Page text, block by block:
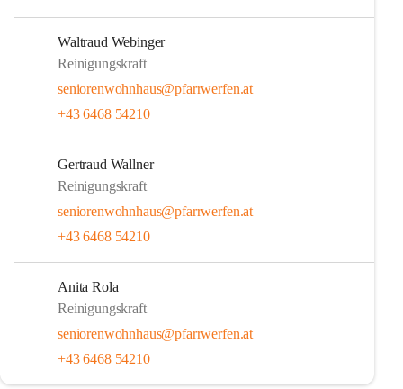
Waltraud Webinger
Reinigungskraft
seniorenwohnhaus@pfarrwerfen.at
+43 6468 54210
Gertraud Wallner
Reinigungskraft
seniorenwohnhaus@pfarrwerfen.at
+43 6468 54210
Anita Rola
Reinigungskraft
seniorenwohnhaus@pfarrwerfen.at
+43 6468 54210